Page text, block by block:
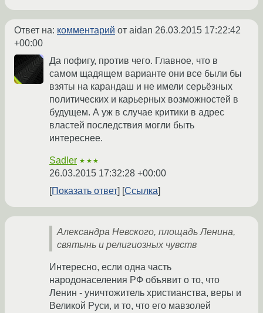
Ответ на: комментарий от aidan 26.03.2015 17:22:42
+00:00
Да пофигу, против чего. Главное, что в
самом щадящем варианте они все были бы
взяты на карандаш и не имели серьёзных
политических и карьерных возможностей в
будущем. А уж в случае критики в адрес
властей последствия могли быть
интереснее.
Sadler ★★★
26.03.2015 17:32:28 +00:00
Показать ответ
Ссылка
Александра Невского, площадь Ленина,
святынь и религиозных чувств
Интересно, если одна часть
народонаселения РФ объявит о то, что
Ленин - уничтожитель христианства, веры и
Великой Руси, и то, что его мавзолей